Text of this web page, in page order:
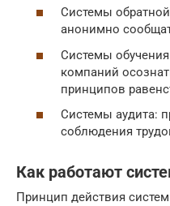
Системы
анонимно
Системы
компаний
принципов
Системы аудита:
соблюдения
Как работают
Принцип действия